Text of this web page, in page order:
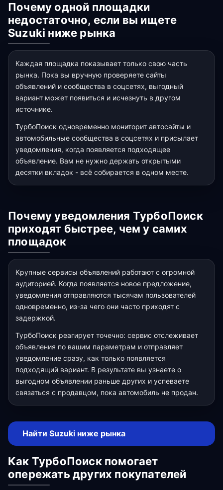
Почему одной площадки
недостаточно, если вы ищете
Suzuki ниже рынка
Каждая площадка показывает только свою часть
рынка. Пока вы вручную проверяете сайты
объявлений и сообщества в соцсетях, выгодный
вариант может появиться и исчезнуть в другом
источнике.
ТурбоПоиск одновременно мониторит автосайты и
автомобильные сообщества в соцсетях и присылает
уведомления, когда появляется подходящее
объявление. Вам не нужно держать открытыми
десятки вкладок - всё собирается в одном месте.
Почему уведомления ТурбоПоиск
приходят быстрее, чем у самих
площадок
Крупные сервисы объявлений работают с огромной
аудиторией. Когда появляется новое предложение,
уведомления отправляются тысячам пользователей
одновременно, из-за чего они часто приходят с
задержкой.
ТурбоПоиск реагирует точечно: сервис отслеживает
объявления по вашим параметрам и отправляет
уведомление сразу, как только появляется
подходящий вариант. В результате вы узнаете о
выгодном объявлении раньше других и успеваете
связаться с продавцом, пока автомобиль не продан.
Найти Suzuki ниже рынка
Как ТурбоПоиск помогает
опережать других покупателей